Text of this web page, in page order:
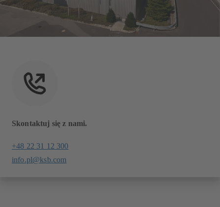
Skontaktuj się z nami.
+48 22 31 12 300
info.pl@ksb.com